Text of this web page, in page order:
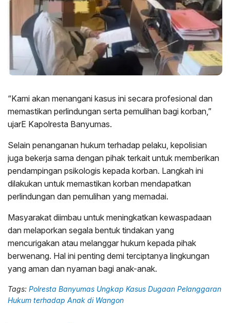
“Kami akan menangani kasus ini secara profesional dan
memastikan perlindungan serta pemulihan bagi korban,”
ujarE Kapolresta Banyumas.
Selain penanganan hukum terhadap pelaku, kepolisian
juga bekerja sama dengan pihak terkait untuk memberikan
pendampingan psikologis kepada korban. Langkah ini
dilakukan untuk memastikan korban mendapatkan
perlindungan dan pemulihan yang memadai.
Masyarakat diimbau untuk meningkatkan kewaspadaan
dan melaporkan segala bentuk tindakan yang
mencurigakan atau melanggar hukum kepada pihak
berwenang. Hal ini penting demi terciptanya lingkungan
yang aman dan nyaman bagi anak-anak.
Tags: Polresta Banyumas Ungkap Kasus Dugaan Pelanggaran
Hukum terhadap Anak di Wangon